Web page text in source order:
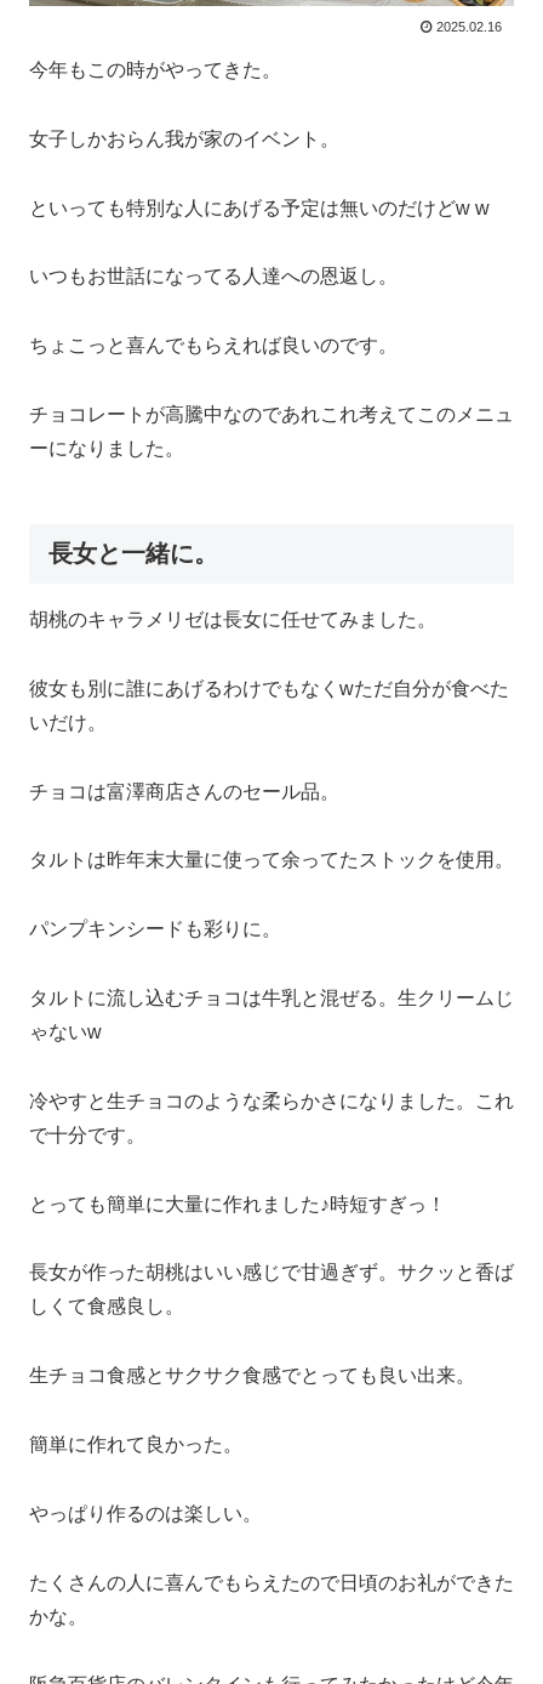
2025.02.16
今年もこの時がやってきた。
女子しかおらん我が家のイベント。
といっても特別な人にあげる予定は無いのだけどw w
いつもお世話になってる人達への恩返し。
ちょこっと喜んでもらえれば良いのです。
チョコレートが高騰中なのであれこれ考えてこのメニュ
ーになりました。
長女と一緒に。
胡桃のキャラメリゼは長女に任せてみました。
彼女も別に誰にあげるわけでもなくwただ自分が食べた
いだけ。
チョコは富澤商店さんのセール品。
タルトは昨年末大量に使って余ってたストックを使用。
パンプキンシードも彩りに。
タルトに流し込むチョコは牛乳と混ぜる。生クリームじ
ゃないw
冷やすと生チョコのような柔らかさになりました。これ
で十分です。
とっても簡単に大量に作れました♪時短すぎっ！
長女が作った胡桃はいい感じで甘過ぎず。サクッと香ば
しくて食感良し。
生チョコ食感とサクサク食感でとっても良い出来。
簡単に作れて良かった。
やっぱり作るのは楽しい。
たくさんの人に喜んでもらえたので日頃のお礼ができた
かな。